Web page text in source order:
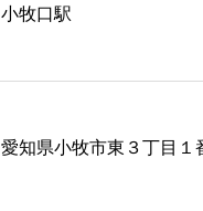
小牧口駅
愛知県小牧市東３丁目１